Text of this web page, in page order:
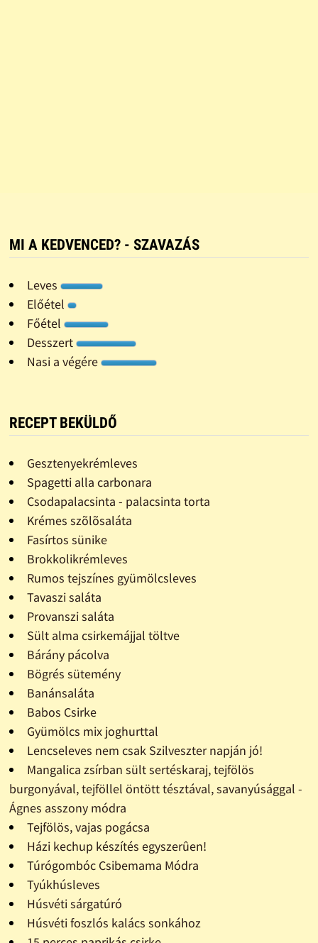
MI A KEDVENCED? - SZAVAZÁS
Leves
Előétel
Főétel
Desszert
Nasi a végére
RECEPT BEKÜLDŐ
Gesztenyekrémleves
Spagetti alla carbonara
Csodapalacsinta - palacsinta torta
Krémes szõlõsaláta
Fasírtos sünike
Brokkolikrémleves
Rumos tejszínes gyümölcsleves
Tavaszi saláta
Provanszi saláta
Sült alma csirkemájjal töltve
Bárány pácolva
Bögrés sütemény
Banánsaláta
Babos Csirke
Gyümölcs mix joghurttal
Lencseleves nem csak Szilveszter napján jó!
Mangalica zsírban sült sertéskaraj, tejfölös
burgonyával, tejföllel öntött tésztával, savanyúsággal -
Ágnes asszony módra
Tejfölös, vajas pogácsa
Házi kechup készítés egyszerûen!
Túrógombóc Csibemama Módra
Tyúkhúsleves
Húsvéti sárgatúró
Húsvéti foszlós kalács sonkához